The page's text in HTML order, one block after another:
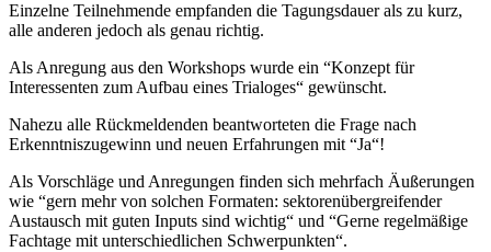
Einzelne Teilnehmende empfanden die Tagungsdauer als zu kurz,
alle anderen jedoch als genau richtig.
Als Anregung aus den Workshops wurde ein “Konzept für
Interessenten zum Aufbau eines Trialoges“ gewünscht.
Nahezu alle Rückmeldenden beantworteten die Frage nach
Erkenntniszugewinn und neuen Erfahrungen mit “Ja“!
Als Vorschläge und Anregungen finden sich mehrfach Äußerungen
wie “gern mehr von solchen Formaten: sektorenübergreifender
Austausch mit guten Inputs sind wichtig“ und “Gerne regelmäßige
Fachtage mit unterschiedlichen Schwerpunkten“.